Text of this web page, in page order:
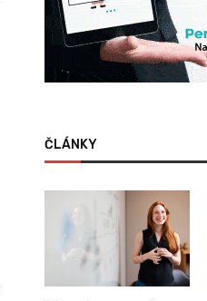
ČLÁNKY